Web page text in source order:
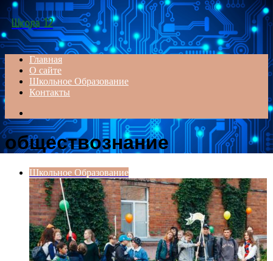
Menu
Школа 12
Главная
О сайте
Школьное Образование
Контакты
for
обществознание
Школьное Образование